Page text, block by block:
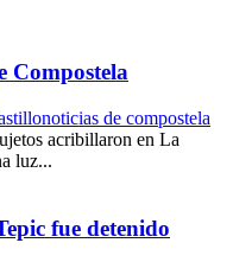
Compostela
noticias de compostela
acribillaron en La
luz...
fue detenido